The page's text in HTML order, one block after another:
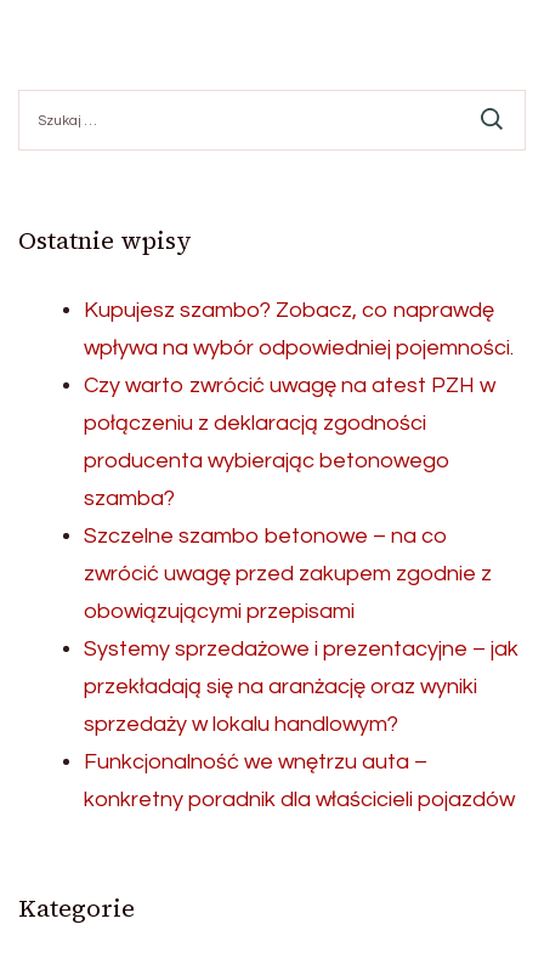
Ostatnie wpisy
Kupujesz szambo? Zobacz, co naprawdę
wpływa na wybór odpowiedniej pojemności.
Czy warto zwrócić uwagę na atest PZH w
połączeniu z deklaracją zgodności
producenta wybierając betonowego
szamba?
Szczelne szambo betonowe – na co
zwrócić uwagę przed zakupem zgodnie z
obowiązującymi przepisami
Systemy sprzedażowe i prezentacyjne – jak
przekładają się na aranżację oraz wyniki
sprzedaży w lokalu handlowym?
Funkcjonalność we wnętrzu auta –
konkretny poradnik dla właścicieli pojazdów
Kategorie